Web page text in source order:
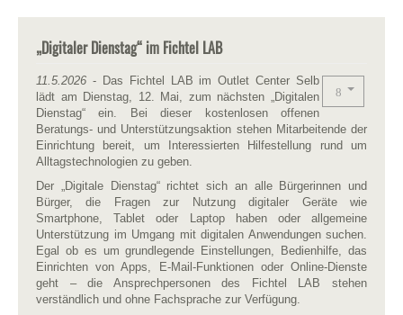
„Digitaler Dienstag“ im Fichtel LAB
11.5.2026 - Das Fichtel LAB im Outlet Center Selb
lädt am Dienstag, 12. Mai, zum nächsten „Digitalen
Dienstag“ ein. Bei dieser kostenlosen offenen
Beratungs- und Unterstützungsaktion stehen Mitarbeitende der
Einrichtung bereit, um Interessierten Hilfestellung rund um
Alltagstechnologien zu geben.
Der „Digitale Dienstag“ richtet sich an alle Bürgerinnen und
Bürger, die Fragen zur Nutzung digitaler Geräte wie
Smartphone, Tablet oder Laptop haben oder allgemeine
Unterstützung im Umgang mit digitalen Anwendungen suchen.
Egal ob es um grundlegende Einstellungen, Bedienhilfe, das
Einrichten von Apps, E-Mail-Funktionen oder Online-Dienste
geht – die Ansprechpersonen des Fichtel LAB stehen
verständlich und ohne Fachsprache zur Verfügung.